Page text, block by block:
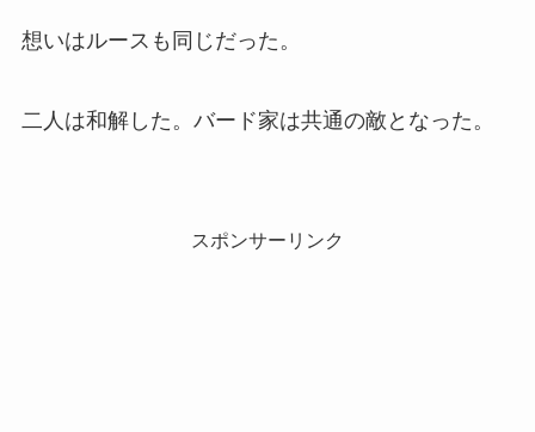
想いはルースも同じだった。
二人は和解した。バード家は共通の敵となった。
スポンサーリンク